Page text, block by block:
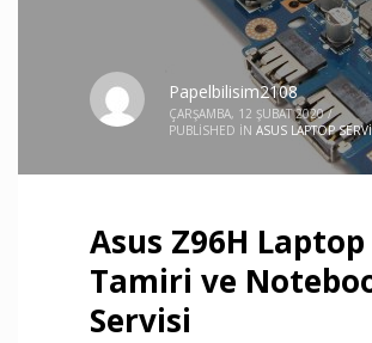
Papelbilisim2108
ÇARŞAMBA, 12 ŞUBAT 2020 /
PUBLISHED IN ASUS LAPTOP
Asus Z96H Laptop
Tamiri ve
Servisi